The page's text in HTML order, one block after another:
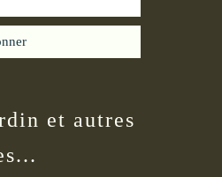
et autres